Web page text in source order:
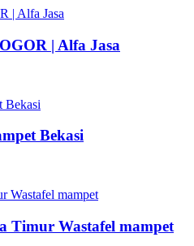
| Alfa Jasa
Bekasi
Timur Wastafel mampet